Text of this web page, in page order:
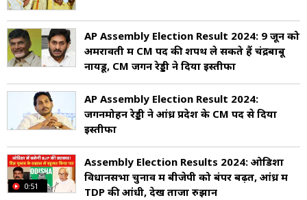
AP Assembly Election Result 2024: 9 जून को
अमरावती में CM पद की शपथ ले सकते हैं चंद्रबाबू
नायडू, CM जगन रेड्डी ने दिया इस्तीफा
AP Assembly Election Result 2024:
जगनमोहन रेड्डी ने आंध्र प्रदेश के CM पद से दिया
इस्तीफा
0:51
Assembly Election Results 2024: ओडिशा
विधानसभा चुनाव में बीजेपी को बंपर बढ़त, आंध्र में
TDP की आंधी, देखें ताजा रुझान